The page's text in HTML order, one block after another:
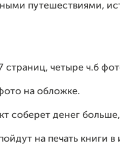
путешествиями,
страниц, четыре ч.б
на обложке.
соберет денег
на печать книги в